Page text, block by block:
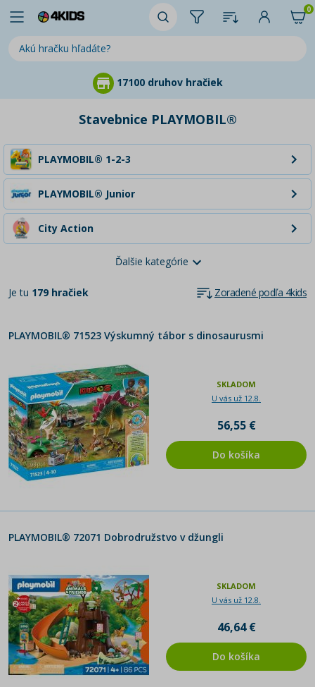
0
95 % zákazníkov nás
Stavebnice PLAYMOBIL®
PLAYMOBIL® 1-2-3
PLAYMOBIL® Junior
City Action
Country
Fairies
Family Fun
Princess
Dragons
Pirates
Action
Novelmore
Stuntshow
Dino Rise
PLAYMOBIL® Ayuma
Ďalšie kategórie
Je tu 179 hračiek Zoradené podľa 4kids
PLAYMOBIL® 71523 Výskumný tábor s dinosaurusmi
SKLADOM
U vás už 12.8.
56,55 €
Do košíka
PLAYMOBIL® 72071 Dobrodružstvo v džungli
SKLADOM
U vás už 12.8.
46,64 €
Do košíka